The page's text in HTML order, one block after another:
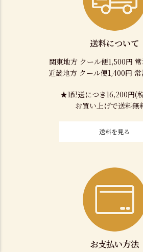
送料について
関東地方 クール便1,500円
近畿地方 クール便1,400円
★1配送につき16,200円(
お買い上げで送料無
送料を見る
お支払い方法